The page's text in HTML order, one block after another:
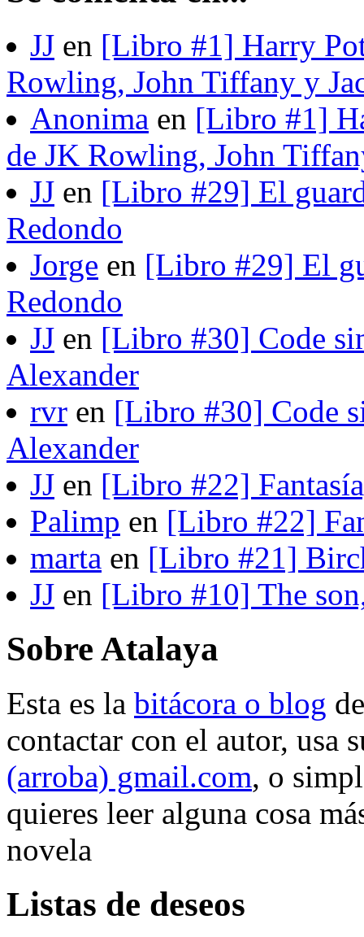
JJ en [Libro #1] Harry
Rowling, John Tiffany y
Anonima en [Libro #1]
de JK Rowling, John
JJ en [Libro #29] El
Redondo
Jorge en [Libro #29] El
Redondo
JJ en [Libro #30] Code
Alexander
rvr en [Libro #30] Code
Alexander
JJ en [Libro #22]
Palimp en [Libro #22]
marta en [Libro #21]
JJ en [Libro #10] The
Sobre Atalaya
Esta es la bitácora o blog
contactar con el autor, usa
(arroba) gmail.com, o
quieres leer alguna cosa
novela
Listas de deseos